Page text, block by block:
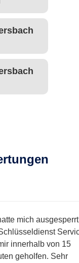
mich ausgesperrt
Service
innerhalb von 15
geholfen. Sehr